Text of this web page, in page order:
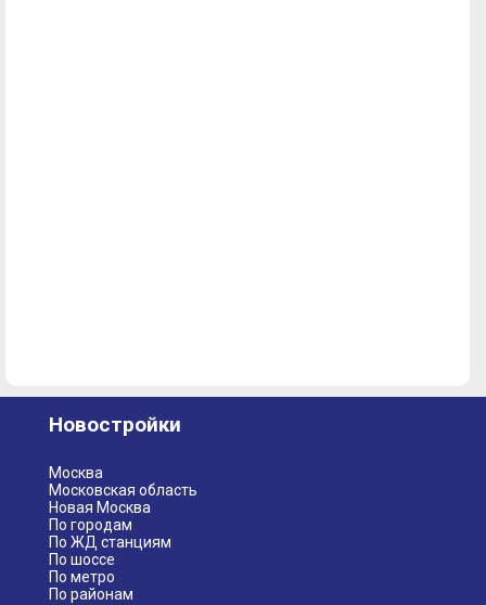
Новостройки
Москва
Московская область
Новая Москва
По городам
По ЖД станциям
По шоссе
По метро
По районам